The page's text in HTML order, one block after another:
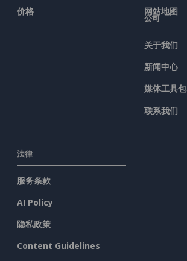
价格
网站地图
公司
关于我们
新闻中心
媒体工具包
联系我们
法律
服务条款
AI Policy
隐私政策
Content Guidelines